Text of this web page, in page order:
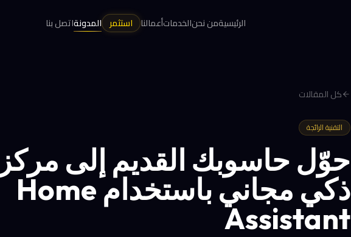
الرئيسيةمن نحنالخدماتأعمالنا استثمر المدونةاتصل بنا
كل المقالات
التقنية الرائجة
حوّل حاسوبك القديم إلى
ذكي مجاني باستخدام Home
Assistant